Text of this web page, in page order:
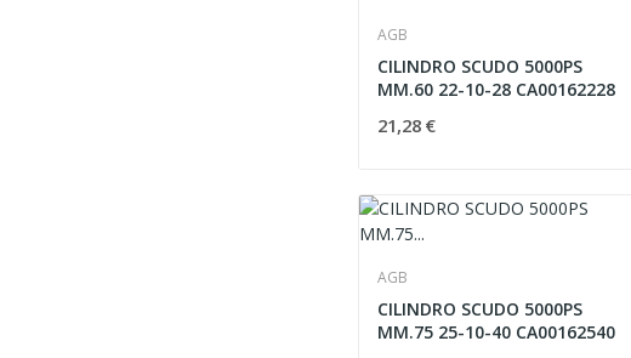
AGB
CILINDRO SCUDO 5000PS
MM.60 22-10-28 CA00162228
21,28 €
AGB
CILINDRO SCUDO 5000PS
MM.75 25-10-40 CA00162540